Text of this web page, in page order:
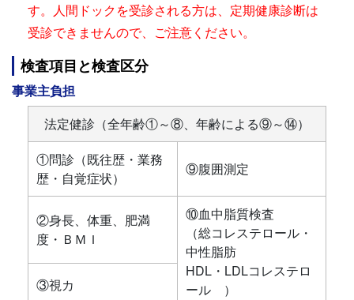
す。人間ドックを受診される方は、定期健康診断は
受診できませんので、ご注意ください。
検査項目と検査区分
事業主負担
法定健診（全年齢①～⑧、年齢による⑨～⑭）
①問診（既往歴・業務
歴・自覚症状）
⑨腹囲測定
②身長、体重、肥満
度・ＢＭＩ
⑩血中脂質検査
（総コレステロール・
中性脂肪
HDL・LDLコレステロ
ール ）
③視カ